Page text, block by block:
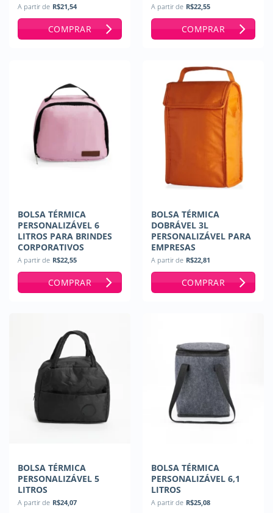
A partir de R$21,54
COMPRAR
A partir de R$22,55
COMPRAR
BOLSA TÉRMICA
PERSONALIZÁVEL 6
LITROS PARA BRINDES
CORPORATIVOS
A partir de R$22,55
COMPRAR
BOLSA TÉRMICA
DOBRÁVEL 3L
PERSONALIZÁVEL PARA
EMPRESAS
A partir de R$22,81
COMPRAR
BOLSA TÉRMICA
PERSONALIZÁVEL 5
LITROS
A partir de R$24,07
BOLSA TÉRMICA
PERSONALIZÁVEL 6,1
LITROS
A partir de R$25,08